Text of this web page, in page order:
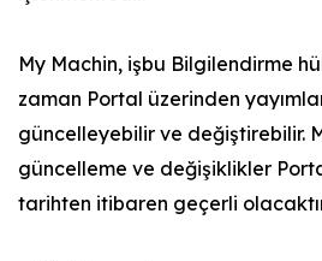
My Machin, işbu Bilgilendirme
zaman Portal üzerinden
güncelleyebilir ve değiştirebilir.
güncelleme ve değişiklikler
tarihten itibaren geçerli